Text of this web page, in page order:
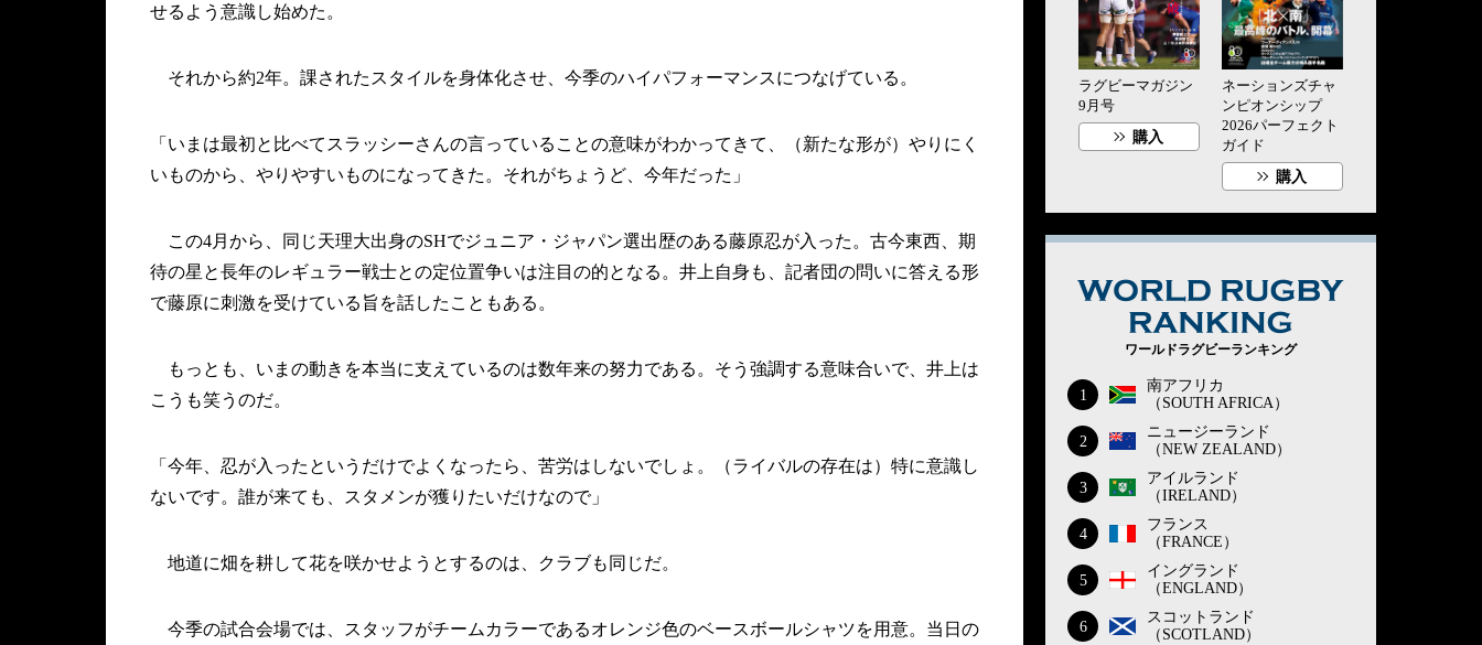
せるよう意識し始めた。
それから約2年。課されたスタイルを身体化させ、今季のハイパフォーマンスにつなげている。
「いまは最初と比べてスラッシーさんの言っていることの意味がわかってきて、（新たな形が）やりにく
いものから、やりやすいものになってきた。それがちょうど、今年だった」
この4月から、同じ天理大出身のSHでジュニア・ジャパン選出歴のある藤原忍が入った。古今東西、期
待の星と長年のレギュラー戦士との定位置争いは注目の的となる。井上自身も、記者団の問いに答える形
で藤原に刺激を受けている旨を話したこともある。
もっとも、いまの動きを本当に支えているのは数年来の努力である。そう強調する意味合いで、井上は
こうも笑うのだ。
「今年、忍が入ったというだけでよくなったら、苦労はしないでしょ。（ライバルの存在は）特に意識し
ないです。誰が来ても、スタメンが獲りたいだけなので」
地道に畑を耕して花を咲かせようとするのは、クラブも同じだ。
今季の試合会場では、スタッフがチームカラーであるオレンジ色のベースボールシャツを用意。当日の
ラグビーマガジン
9月号
購入
ネーションズチャ
ンピオンシップ
2026パーフェクト
ガイド
購入
ワールドラグビーランキング
1
南アフリカ
（SOUTH AFRICA）
2
ニュージーランド
（NEW ZEALAND）
3
アイルランド
（IRELAND）
4
フランス
（FRANCE）
5
イングランド
（ENGLAND）
6
スコットランド
（SCOTLAND）